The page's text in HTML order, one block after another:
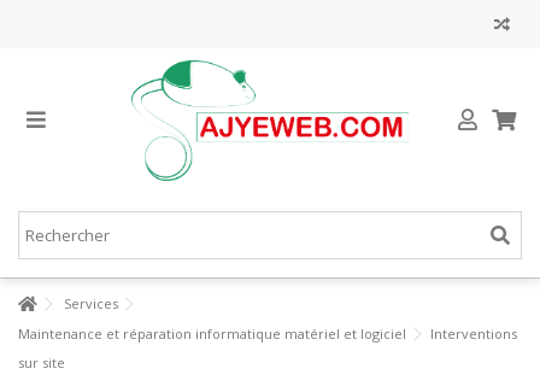
Services
Maintenance et réparation informatique matériel et logiciel
Interventions
sur site